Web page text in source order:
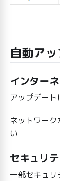
自動ア
インター
アップデー
ネットワー
い
セキュリ
一部セキュ